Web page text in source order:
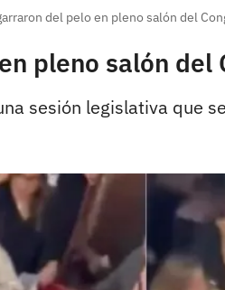
del pelo en pleno salón del
pleno salón
sesión legislativa que